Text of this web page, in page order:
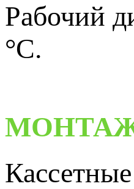
Рабочий
°C.